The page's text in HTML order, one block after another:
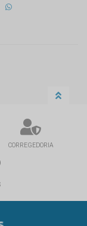
CORREGEDORIA